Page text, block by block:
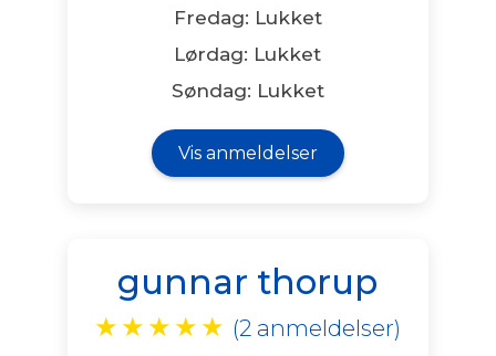
Fredag: Lukket
Lørdag: Lukket
Søndag: Lukket
Vis anmeldelser
gunnar thorup
★ ★ ★ ★ ★ (2 anmeldelser)